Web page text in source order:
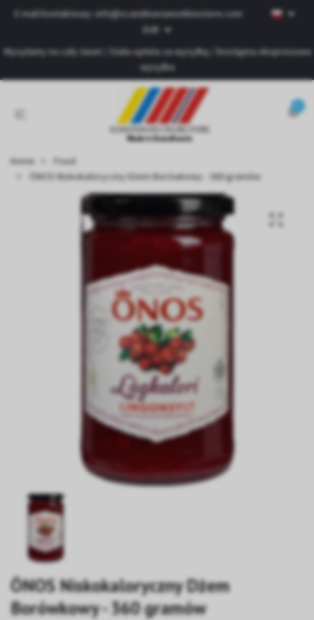
E-mail kontaktowy: info@scandinavianonlinestore.com
EUR
Wysyłamy na cały świat / Stała opłata za wysyłkę / Dostępna ekspresowa
wysyłka
Home
Food
ÖNOS Niskokaloryczny Dżem Borówkowy - 360 gramów
ÖNOS Niskokaloryczny Dżem
Borówkowy - 360 gramów